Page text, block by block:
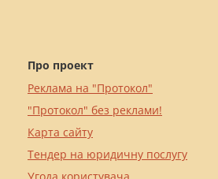
Про проект
Реклама на "Протокол"
"Протокол" без реклами!
Карта сайту
Тендер на юридичну послугу